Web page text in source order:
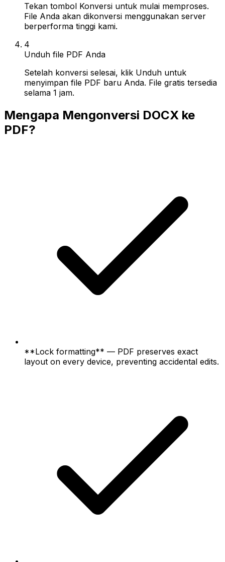
Tekan tombol Konversi untuk mulai memproses.
File Anda akan dikonversi menggunakan server
berperforma tinggi kami.
4
Unduh file PDF Anda
Setelah konversi selesai, klik Unduh untuk
menyimpan file PDF baru Anda. File gratis tersedia
selama 1 jam.
Mengapa Mengonversi DOCX ke
PDF?
**Lock formatting** — PDF preserves exact
layout on every device, preventing accidental edits.